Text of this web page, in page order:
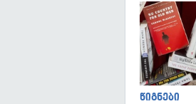
წიგნები